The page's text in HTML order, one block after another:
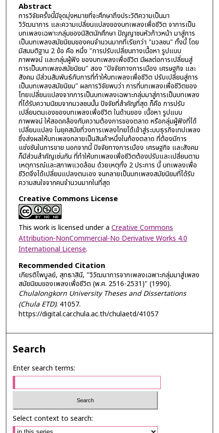
Abstract
การวิจัยครั้งนี้มีจุดมุ่งหมายที่จะศึกษาถึงประวัติความเป็นมา
วิวัฒนาการ และความเปลี่ยนแปลงของบทเพลงเพื่อชีวิต จาการเป็น
บทเพลงเฉพาะกลุ่มของนิสิตนักศึกษา ปัญญาชนหัวก้าวหน้า มาสู่การ
เป็นบทเพลงสมัยนิยมของคนจำนวนมากที่เรียกว่า "มวลชน" ทั้งนี้ โดย
มีสมมติฐาน 2 ข้อ คือ หนึ่ง "การปรับเปลี่ยนทางเนื้อหา รูปแบบ
ภาพพจน์ และกลุ่มผู้ฟัง ของบทเพลงเพื่อชีวิต มีผลต่อการเปลี่ยนสู่
การเป็นบทเพลงสมัยนิยม" สอง "ปัจจัยทางการเมือง เศรษฐกิจ และ
สังคม มีส่วนสัมพันธ์กับการที่ทำให้บทเพลงเพื่อชีวิต ปรับเปลี่ยนสู่การ
เป็นบทเพลงสมัยนิยม" ผลการวิจัยพบว่า การที่บทเพลงเพื่อชีวิตของ
ไทยเปลี่ยนแปลงจากการเป็นบทเพลงเฉพาะกลุ่มมาสู่การเป็นบทเพลง
ที่ได้รับความนิยมจากมวลชนนั้น ปัจจัยที่สำคัญที่สุด ก็คือ การปรับ
เปลี่ยนตนเองของบทเพลงเพื่อชีวิต ในด้านของ เนื้อหา รูปแบบ
ภาพพจน์ ให้สอดคล้องกับความต้องการของตลาด หรือกลุ่มผู้ฟังที่ได้
เปลี่ยนแปลง ในยุคสมัยที่วงการเพลงไทยได้เข้าสู่ระบบธุรกิจเทปเพลง
ซึ่งส่งผลให้บทเพลงกลายเป็นสินค้าหนึ่งในท้องตลาด ที่ต้องมีการ
แข่งขันในการขาย นอกจากนี้ ปัจจัยทางการเมือง เศรษฐกิจ และสังคม
ก็มีส่วนสำคัญเช่นกัน ที่ทำให้บทเพลงเพื่อชีวิตต้องปรับและเปลี่ยนตาม
เหตุการณ์และสภาพแวดล้อม ด้วยเหตุทั้ง 2 ประการ นี้ บทเพลงเพื่อ
ชีวิตจึงได้เปลี่ยนแปลงตนเอง จนกลายเป็นบทเพลงสมัยนิยมที่ได้รับ
ความสนใจจากคนจำนวนมากในที่สุด
Creative Commons License
This work is licensed under a Creative Commons
Attribution-NonCommercial-No Derivative Works 4.0
International License.
Recommended Citation
เกียรติไพบูลย์, สุทธาสินี, "วิวัฒนาการจากเพลงเฉพาะกลุ่มมาสู่เพลง
สมัยนิยมของเพลงเพื่อชีวิต (พ.ศ. 2516-2531)" (1990).
Chulalongkorn University Theses and Dissertations
(Chula ETD). 41057.
https://digital.car.chula.ac.th/chulaetd/41057
Search
Enter search terms:
Select context to search: